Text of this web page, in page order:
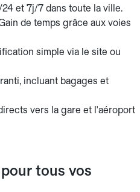
et 7j/7 dans toute la ville.
de temps grâce aux voies
simple via le site ou
incluant bagages et
vers la gare et l'aéroport
tous vos